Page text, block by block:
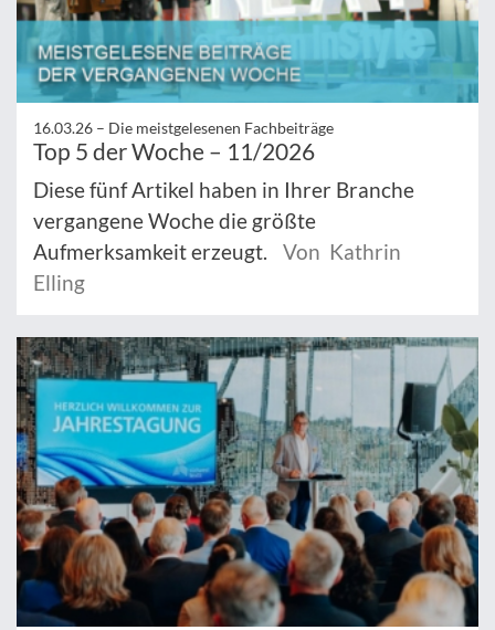
16.03.26 – Die meistgelesenen Fachbeiträge
Top 5 der Woche – 11/2026
Diese fünf Artikel haben in Ihrer Branche
vergangene Woche die größte
Aufmerksamkeit erzeugt.
Von Kathrin
Elling